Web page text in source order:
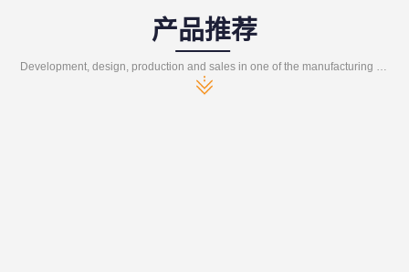
产品推荐
Development, design, production and sales in one of the manufacturing enterprises